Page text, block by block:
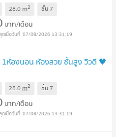
28.0 m2 ชั้น 7
บาท/เดือน
07/08/2026 13:31:19
ห้องนอน ห้องสวย ชั้นสูง วิวดี 🧡
28.0 m2 ชั้น 7
บาท/เดือน
07/08/2026 13:31:19